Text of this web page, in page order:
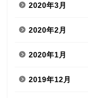
2020年3月
2020年2月
2020年1月
2019年12月